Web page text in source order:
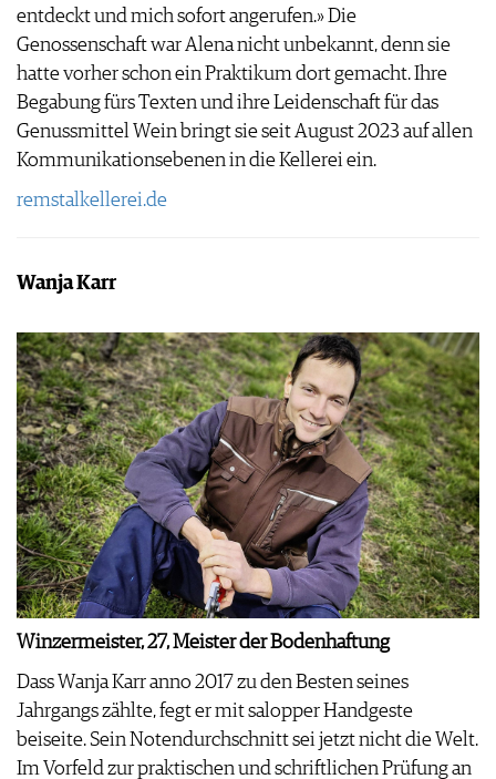
entdeckt und mich sofort angerufen.» Die
Genossenschaft war Alena nicht unbekannt, denn sie
hatte vorher schon ein Praktikum dort gemacht. Ihre
Begabung fürs Texten und ihre Leidenschaft für das
Genussmittel Wein bringt sie seit August 2023 auf allen
Kommunikationsebenen in die Kellerei ein.
remstalkellerei.de
Wanja Karr
Winzermeister, 27, Meister der Bodenhaftung
Dass Wanja Karr anno 2017 zu den Besten seines
Jahrgangs zählte, fegt er mit salopper Handgeste
beiseite. Sein Notendurchschnitt sei jetzt nicht die Welt.
Im Vorfeld zur praktischen und schriftlichen Prüfung an